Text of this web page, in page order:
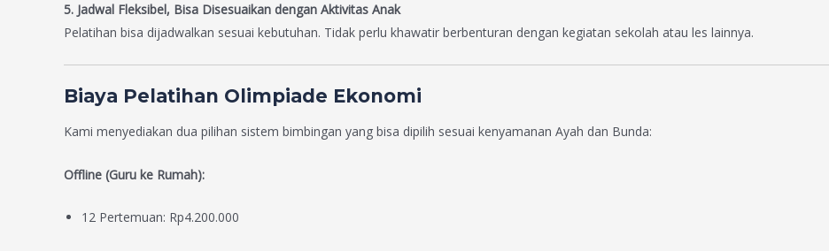
5. Jadwal Fleksibel, Bisa Disesuaikan dengan Aktivitas Anak
Pelatihan bisa dijadwalkan sesuai kebutuhan. Tidak perlu khawatir berbenturan dengan kegiatan sekolah atau les lainnya.
Biaya Pelatihan Olimpiade Ekonomi
Kami menyediakan dua pilihan sistem bimbingan yang bisa dipilih sesuai kenyamanan Ayah dan Bunda:
Offline (Guru ke Rumah):
12 Pertemuan: Rp4.200.000